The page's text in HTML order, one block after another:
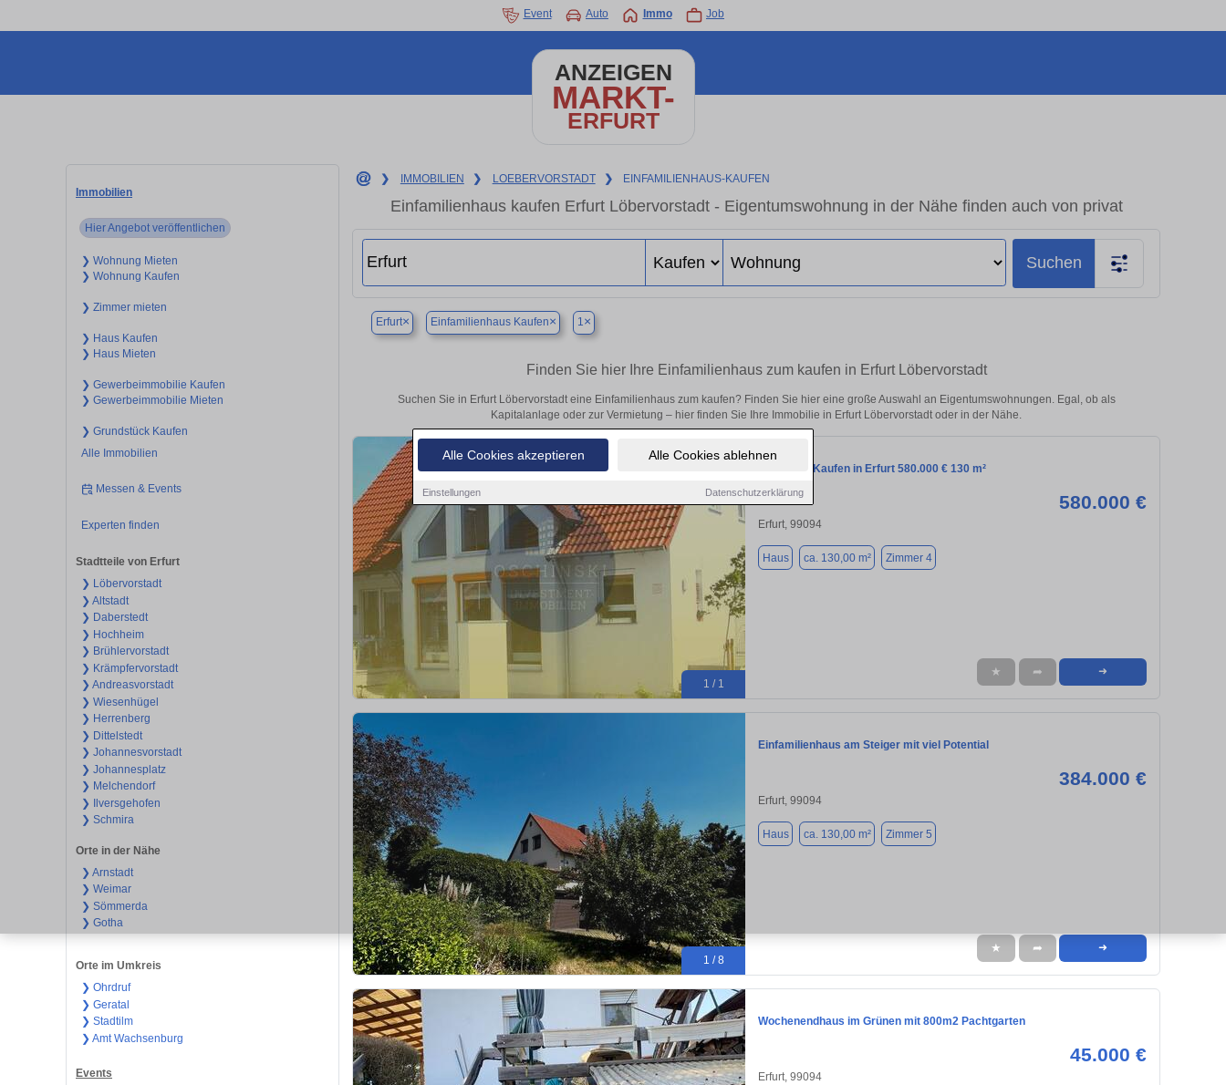
Alle Cookies akzeptieren Alle Cookies ablehnen
Einstellungen Datenschutzerklärung
Event Auto Immo Job
ANZEIGEN
MARKT-
ERFURT
Immobilien
Hier Angebot veröffentlichen
❯ Wohnung Mieten
❯ Wohnung Kaufen
❯ Zimmer mieten
❯ Haus Kaufen
❯ Haus Mieten
❯ Gewerbeimmobilie Kaufen
❯ Gewerbeimmobilie Mieten
❯ Grundstück Kaufen
Alle Immobilien
Messen & Events
Experten finden
Stadtteile von Erfurt
❯ Löbervorstadt
❯ Altstadt
❯ Daberstedt
❯ Hochheim
❯ Brühlervorstadt
❯ Krämpfervorstadt
❯ Andreasvorstadt
❯ Wiesenhügel
❯ Herrenberg
❯ Dittelstedt
❯ Johannesvorstadt
❯ Johannesplatz
❯ Melchendorf
❯ Ilversgehofen
❯ Schmira
Orte in der Nähe
❯ Arnstadt
❯ Weimar
❯ Sömmerda
❯ Gotha
Orte im Umkreis
❯ Ohrdruf
❯ Geratal
❯ Stadtilm
❯ Amt Wachsenburg
Events
❯ IMMOBILIEN ❯ LOEBERVORSTADT ❯ EINFAMILIENHAUS-KAUFEN
Einfamilienhaus kaufen Erfurt Löbervorstadt - Eigentumswohnung in der Nähe finden auch von privat
Suchen
Erfurt× Einfamilienhaus Kaufen× 1×
Finden Sie hier Ihre Einfamilienhaus zum kaufen in Erfurt Löbervorstadt
Suchen Sie in Erfurt Löbervorstadt eine Einfamilienhaus zum kaufen? Finden Sie hier eine große Auswahl an Eigentumswohnungen. Egal, ob als
Kapitalanlage oder zur Vermietung – hier finden Sie Ihre Immobilie in Erfurt Löbervorstadt oder in der Nähe.
1 / 1
Haus zum Kaufen in Erfurt 580.000 € 130 m²
580.000 €
Erfurt, 99094
Haus ca. 130,00 m² Zimmer 4
★ ➦ ➜
1 / 8
Einfamilienhaus am Steiger mit viel Potential
384.000 €
Erfurt, 99094
Haus ca. 130,00 m² Zimmer 5
★ ➦ ➜
Wochenendhaus im Grünen mit 800m2 Pachtgarten
45.000 €
Erfurt, 99094